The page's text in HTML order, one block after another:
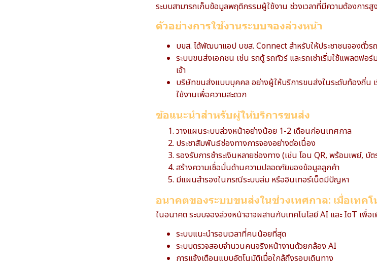
ระบบสามารถเก็บข้อมูลพฤติกรรมผู้ใช้งาน ช่วงเวลาที่มีความต้องการสู
ตัวอย่างการใช้งานระบบจองล่วงหน้า
บขส. ได้พัฒนาแอป บขส. Connect สำหรับให้ประชาชนจองตั๋วรถ
ระบบขนส่งเอกชน เช่น รถตู้ รถทัวร์ และรถเช่าเริ่มใช้แพลตฟอ
เจ้า
บริษัทขนส่งแบบบุคคล อย่างผู้ให้บริการขนส่งในระดับท้องถิ่น
ใช้งานเพื่อความสะดวก
ข้อแนะนำสำหรับผู้ให้บริการขนส่ง
วางแผนระบบล่วงหน้าอย่างน้อย 1-2 เดือนก่อนเทศกาล
ประชาสัมพันธ์ช่องทางการจองอย่างต่อเนื่อง
รองรับการชำระเงินหลายช่องทาง (เช่น โอน QR, พร้อมเพย์, บั
สร้างความเชื่อมั่นด้านความปลอดภัยของข้อมูลลูกค้า
มีแผนสำรองในกรณีระบบล่ม หรืออินเทอร์เน็ตมีปัญหา
อนาคตของระบบขนส่งในช่วงเทศกาล: เมื่อเทค
ในอนาคต ระบบจองล่วงหน้าอาจผสานกับเทคโนโลยี AI และ IoT เพื่อ
ระบบแนะนำรอบเวลาที่คนน้อยที่สุด
ระบบตรวจสอบจำนวนคนจริงหน้างานด้วยกล้อง AI
การแจ้งเตือนแบบอัตโนมัติเมื่อใกล้ถึงรอบเดินทาง